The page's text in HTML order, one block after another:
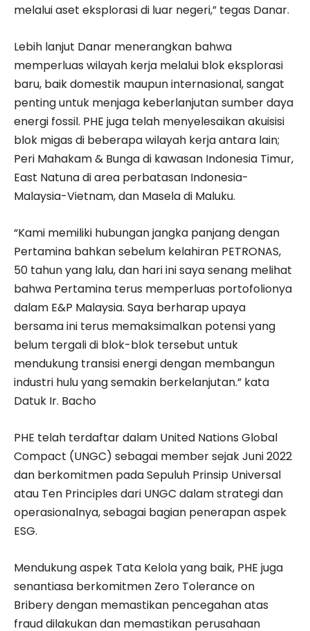
melalui aset eksplorasi di luar negeri,” tegas Danar.
Lebih lanjut Danar menerangkan bahwa
memperluas wilayah kerja melalui blok eksplorasi
baru, baik domestik maupun internasional, sangat
penting untuk menjaga keberlanjutan sumber daya
energi fossil. PHE juga telah menyelesaikan akuisisi
blok migas di beberapa wilayah kerja antara lain;
Peri Mahakam & Bunga di kawasan Indonesia Timur,
East Natuna di area perbatasan Indonesia-
Malaysia-Vietnam, dan Masela di Maluku.
“Kami memiliki hubungan jangka panjang dengan
Pertamina bahkan sebelum kelahiran PETRONAS,
50 tahun yang lalu, dan hari ini saya senang melihat
bahwa Pertamina terus memperluas portofolionya
dalam E&P Malaysia. Saya berharap upaya
bersama ini terus memaksimalkan potensi yang
belum tergali di blok-blok tersebut untuk
mendukung transisi energi dengan membangun
industri hulu yang semakin berkelanjutan.” kata
Datuk Ir. Bacho
PHE telah terdaftar dalam United Nations Global
Compact (UNGC) sebagai member sejak Juni 2022
dan berkomitmen pada Sepuluh Prinsip Universal
atau Ten Principles dari UNGC dalam strategi dan
operasionalnya, sebagai bagian penerapan aspek
ESG.
Mendukung aspek Tata Kelola yang baik, PHE juga
senantiasa berkomitmen Zero Tolerance on
Bribery dengan memastikan pencegahan atas
fraud dilakukan dan memastikan perusahaan